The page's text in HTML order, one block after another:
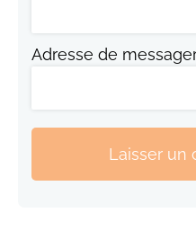
Adresse de
Laisser un